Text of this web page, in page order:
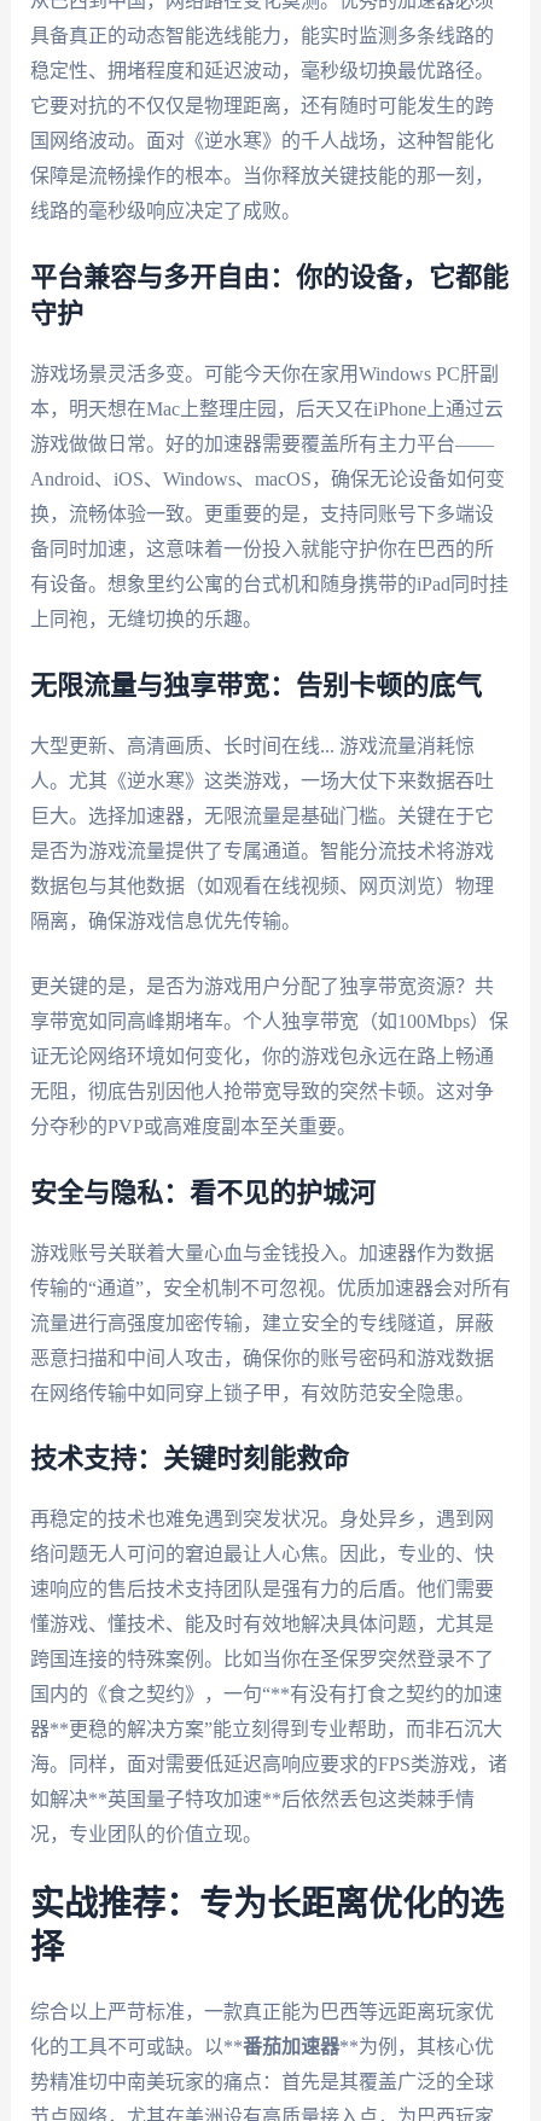
具备真正的动态智能选线能力，能实时监测多条线路的
稳定性、拥堵程度和延迟波动，毫秒级切换最优路径。
它要对抗的不仅仅是物理距离，还有随时可能发生的跨
国网络波动。面对《逆水寒》的千人战场，这种智能化
保障是流畅操作的根本。当你释放关键技能的那一刻，
线路的毫秒级响应决定了成败。
平台兼容与多开自由：你的设备，它都能
守护
游戏场景灵活多变。可能今天你在家用Windows PC肝副
本，明天想在Mac上整理庄园，后天又在iPhone上通过云
游戏做做日常。好的加速器需要覆盖所有主力平台——
Android、iOS、Windows、macOS，确保无论设备如何变
换，流畅体验一致。更重要的是，支持同账号下多端设
备同时加速，这意味着一份投入就能守护你在巴西的所
有设备。想象里约公寓的台式机和随身携带的iPad同时挂
上同袍，无缝切换的乐趣。
无限流量与独享带宽：告别卡顿的底气
大型更新、高清画质、长时间在线... 游戏流量消耗惊
人。尤其《逆水寒》这类游戏，一场大仗下来数据吞吐
巨大。选择加速器，无限流量是基础门槛。关键在于它
是否为游戏流量提供了专属通道。智能分流技术将游戏
数据包与其他数据（如观看在线视频、网页浏览）物理
隔离，确保游戏信息优先传输。
更关键的是，是否为游戏用户分配了独享带宽资源？共
享带宽如同高峰期堵车。个人独享带宽（如100Mbps）保
证无论网络环境如何变化，你的游戏包永远在路上畅通
无阻，彻底告别因他人抢带宽导致的突然卡顿。这对争
分夺秒的PVP或高难度副本至关重要。
安全与隐私：看不见的护城河
游戏账号关联着大量心血与金钱投入。加速器作为数据
传输的“通道”，安全机制不可忽视。优质加速器会对所有
流量进行高强度加密传输，建立安全的专线隧道，屏蔽
恶意扫描和中间人攻击，确保你的账号密码和游戏数据
在网络传输中如同穿上锁子甲，有效防范安全隐患。
技术支持：关键时刻能救命
再稳定的技术也难免遇到突发状况。身处异乡，遇到网
络问题无人可问的窘迫最让人心焦。因此，专业的、快
速响应的售后技术支持团队是强有力的后盾。他们需要
懂游戏、懂技术、能及时有效地解决具体问题，尤其是
跨国连接的特殊案例。比如当你在圣保罗突然登录不了
国内的《食之契约》，一句“**有没有打食之契约的加速
器**更稳的解决方案”能立刻得到专业帮助，而非石沉大
海。同样，面对需要低延迟高响应要求的FPS类游戏，诸
如解决**英国量子特攻加速**后依然丢包这类棘手情
况，专业团队的价值立现。
实战推荐：专为长距离优化的选
择
综合以上严苛标准，一款真正能为巴西等远距离玩家优
化的工具不可或缺。以**番茄加速器**为例，其核心优
势精准切中南美玩家的痛点：首先是其覆盖广泛的全球
节点网络，尤其在美洲设有高质量接入点，为巴西玩家